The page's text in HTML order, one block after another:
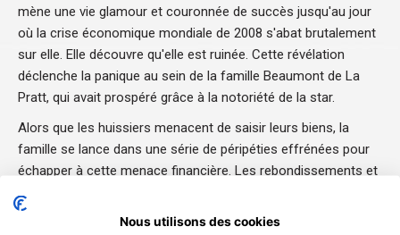
mène une vie glamour et couronnée de succès jusqu'au jour
où la crise économique mondiale de 2008 s'abat brutalement
sur elle. Elle découvre qu'elle est ruinée. Cette révélation
déclenche la panique au sein de la famille Beaumont de La
Pratt, qui avait prospéré grâce à la notoriété de la star.
Alors que les huissiers menacent de saisir leurs biens, la
famille se lance dans une série de péripéties effrénées pour
échapper à cette menace financière. Les rebondissements et
quiproquos s'enchaînent et chacun élabore un plan pour
échapper à son sort. Mais les secrets de famille viennent
Nous utilisons des cookies